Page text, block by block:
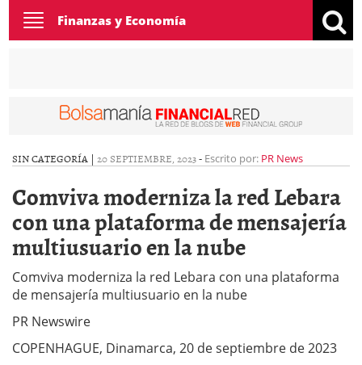
Toggle
navigation
Finanzas y Economía
SIN CATEGORÍA | 20 SEPTIEMBRE, 2023- Escrito por: PR News
Comviva moderniza la red Lebara
con una plataforma de mensajería
multiusuario en la nube
Comviva moderniza la red Lebara con una plataforma
de mensajería multiusuario en la nube
PR Newswire
COPENHAGUE, Dinamarca, 20 de septiembre de 2023